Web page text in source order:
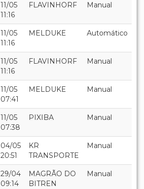
11/05
11:16
FLAVINHORF Manual
11/05
11:16
MELDUKE Automático
11/05
11:16
FLAVINHORF Manual
11/05
07:41
MELDUKE Manual
11/05
07:38
PIXIBA Manual
04/05
20:51
KR
TRANSPORTE
Manual
29/04
09:14
MAGRÃO DO
BITREN
Manual